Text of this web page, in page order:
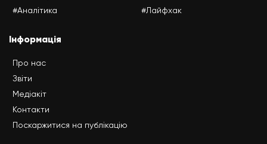
#Аналітика
#Лайфхак
Інформація
Про нас
Звіти
Медіакіт
Контакти
Поскаржитися на публікацію